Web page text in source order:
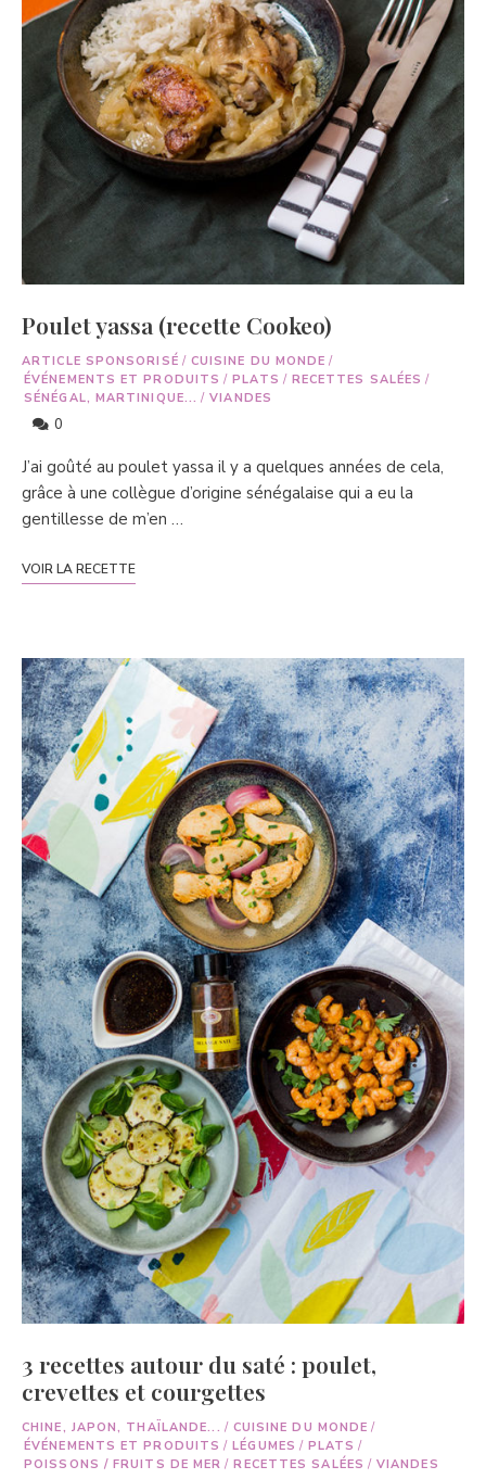
Poulet yassa (recette Cookeo)
ARTICLE SPONSORISÉ / CUISINE DU MONDE /
ÉVÉNEMENTS ET PRODUITS / PLATS / RECETTES SALÉES /
SÉNÉGAL, MARTINIQUE... / VIANDES
0
J’ai goûté au poulet yassa il y a quelques années de cela,
grâce à une collègue d’origine sénégalaise qui a eu la
gentillesse de m’en …
VOIR LA RECETTE
3 recettes autour du saté : poulet,
crevettes et courgettes
CHINE, JAPON, THAÏLANDE... / CUISINE DU MONDE /
ÉVÉNEMENTS ET PRODUITS / LÉGUMES / PLATS /
POISSONS / FRUITS DE MER / RECETTES SALÉES / VIANDES